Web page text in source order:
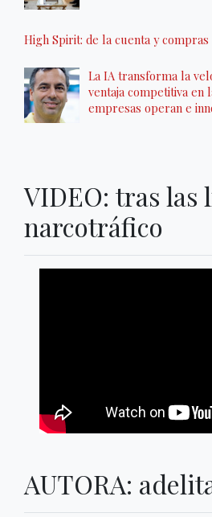
High Spirit: de la cuenta y compras
La IA transforma la
ventaja competitiva en
empresas operan e
VIDEO: tras las
narcotráfico
AUTORA: